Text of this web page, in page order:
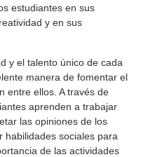
estudiantes en sus
y en sus
y el talento único de cada
manera de fomentar el
entre ellos. A través de
aprenden a trabajar
las opiniones de los
habilidades sociales para
de las actividades